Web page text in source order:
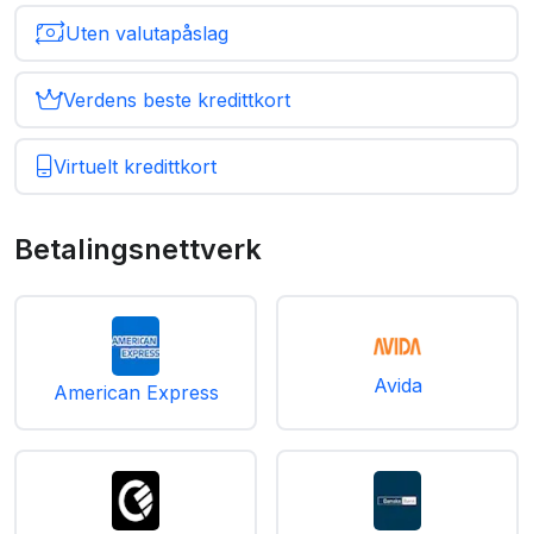
Uten valutapåslag
Verdens beste kredittkort
Virtuelt kredittkort
Betalingsnettverk
American Express Avida